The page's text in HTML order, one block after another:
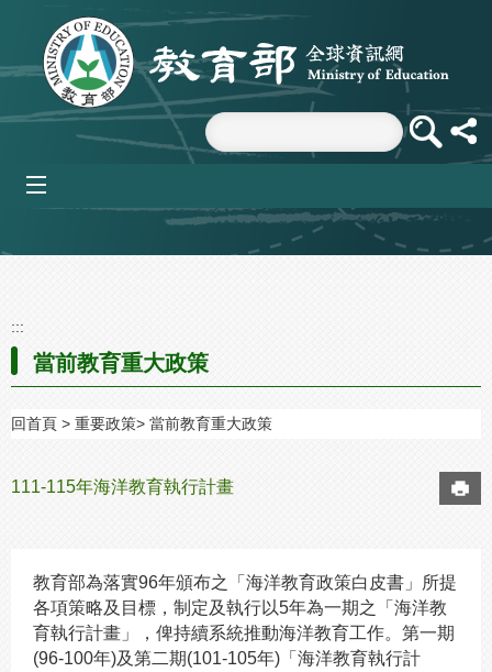
跳到主要內容區塊
:::
當前教育重大政策
回首頁 重要政策 當前教育重大政策
111-115年海洋教育執行計畫
教育部為落實96年頒布之「海洋教育政策白皮書」所提
各項策略及目標，制定及執行以5年為一期之「海洋教
育執行計畫」，俾持續系統推動海洋教育工作。第一期
(96-100年)及第二期(101-105年)「海洋教育執行計